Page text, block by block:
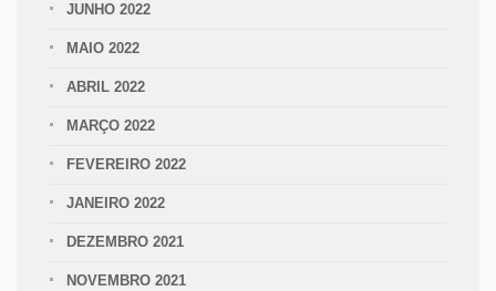
JUNHO 2022
MAIO 2022
ABRIL 2022
MARÇO 2022
FEVEREIRO 2022
JANEIRO 2022
DEZEMBRO 2021
NOVEMBRO 2021